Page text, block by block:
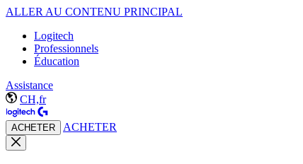
ALLER AU CONTENU PRINCIPAL
Logitech
Professionnels
Éducation
Assistance
CH,fr
ACHETER ACHETER